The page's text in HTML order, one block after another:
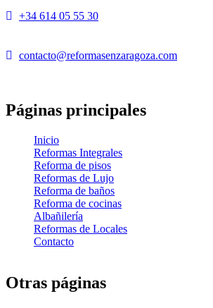
Páginas principales
Inicio
Reformas Integrales
Reforma de pisos
Reformas de Lujo
Reforma de baños
Reforma de cocinas
Albañilería
Reformas de Locales
Contacto
+34 614 05 55 30
contacto@reformasenzaragoza.com
Otras páginas